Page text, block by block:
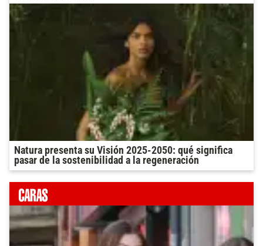
Natura presenta su Visión 2025-2050: qué significa
pasar de la sostenibilidad a la regeneración